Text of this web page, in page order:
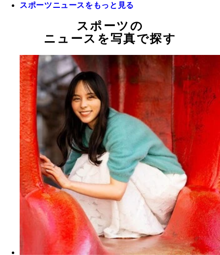
スポーツニュースをもっと見る
スポーツの
ニュースを写真で探す